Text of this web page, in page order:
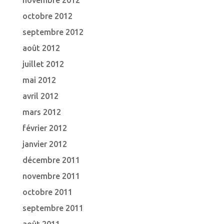
octobre 2012
septembre 2012
août 2012
juillet 2012
mai 2012
avril 2012
mars 2012
février 2012
janvier 2012
décembre 2011
novembre 2011
octobre 2011
septembre 2011